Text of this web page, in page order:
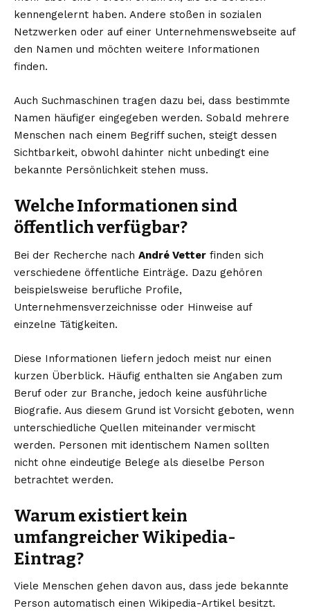
kennengelernt haben. Andere stoßen in sozialen
Netzwerken oder auf einer Unternehmenswebseite auf
den Namen und möchten weitere Informationen
finden.
Auch Suchmaschinen tragen dazu bei, dass bestimmte
Namen häufiger eingegeben werden. Sobald mehrere
Menschen nach einem Begriff suchen, steigt dessen
Sichtbarkeit, obwohl dahinter nicht unbedingt eine
bekannte Persönlichkeit stehen muss.
Welche Informationen sind
öffentlich verfügbar?
Bei der Recherche nach André Vetter finden sich
verschiedene öffentliche Einträge. Dazu gehören
beispielsweise berufliche Profile,
Unternehmensverzeichnisse oder Hinweise auf
einzelne Tätigkeiten.
Diese Informationen liefern jedoch meist nur einen
kurzen Überblick. Häufig enthalten sie Angaben zum
Beruf oder zur Branche, jedoch keine ausführliche
Biografie. Aus diesem Grund ist Vorsicht geboten, wenn
unterschiedliche Quellen miteinander vermischt
werden. Personen mit identischem Namen sollten
nicht ohne eindeutige Belege als dieselbe Person
betrachtet werden.
Warum existiert kein
umfangreicher Wikipedia-
Eintrag?
Viele Menschen gehen davon aus, dass jede bekannte
Person automatisch einen Wikipedia-Artikel besitzt.